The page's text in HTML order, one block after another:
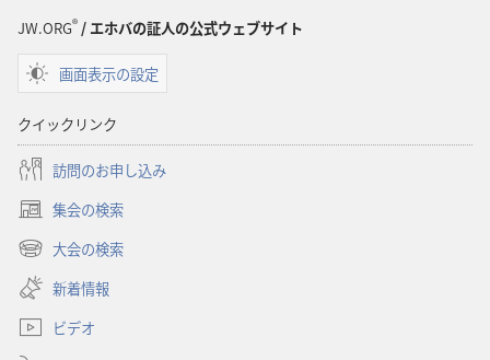
JW.ORG®/ エホバの証人の公式ウェブサイト
画面表示の設定
クイックリンク
訪問のお申し込み
集会の検索
（新
し
タ
で
大会の検索
（新
し
い
タ
ブ
新着情報
ビデオ